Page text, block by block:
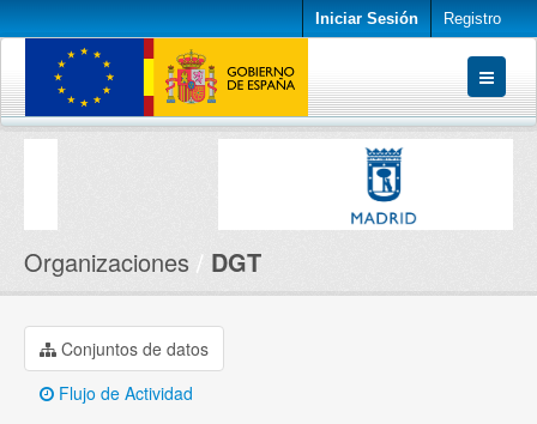
Iniciar Sesión Registro
Conjuntos de datos
Organizaciones DGT
Conjuntos de datos
Flujo de Actividad